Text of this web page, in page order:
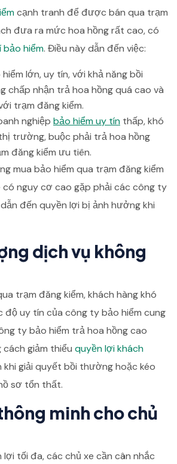
cạnh tranh để được bán qua trạm
đưa ra mức hoa hồng rất cao, có
bảo hiểm. Điều này dẫn đến việc:
lớn, uy tín, với khả năng bồi
chấp nhận trả hoa hồng quá cao và
trạm đăng kiểm.
nghiệp bảo hiểm uy tín thấp, khó
trường, buộc phải trả hoa hồng
đăng kiểm ưu tiên.
mua bảo hiểm qua trạm đăng kiểm
có nguy cơ cao gặp phải các công ty
đến quyền lợi bị ảnh hưởng khi
dịch vụ không
trạm đăng kiểm, khách hàng khó
uy tín của công ty bảo hiểm cung
ty bảo hiểm trả hoa hồng cao
giảm thiểu quyền lợi khách
khi giải quyết bồi thường hoặc kéo
sơ tổn thất.
minh cho chủ
tối đa, các chủ xe cần cân nhắc